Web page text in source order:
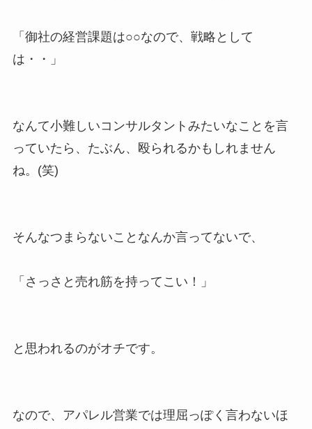
「御社の経営課題は○○なので、戦略として
は・・」
なんて小難しいコンサルタントみたいなことを言
っていたら、たぶん、殴られるかもしれません
ね。(笑)
そんなつまらないことなんか言ってないで、
「さっさと売れ筋を持ってこい！」
と思われるのがオチです。
なので、アパレル営業では理屈っぽく言わないほ